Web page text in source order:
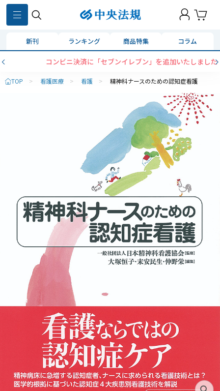
新刊 ランキング 商品特集 コラム
コンビニ決済に「セブンイレブン」を追加いたしました
TOP > 看護医療 > 看護 > 精神科ナースのための認知症看護